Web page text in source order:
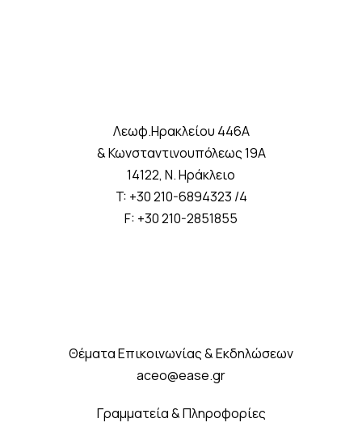
Λεωφ.Ηρακλείου 446A
& Κωνσταντινουπόλεως 19A
14122, Ν. Ηράκλειο
T: +30 210-6894323 /4
F: +30 210-2851855
Θέματα Επικοινωνίας & Εκδηλώσεων
aceo@ease.gr
Γραμματεία & Πληροφορίες